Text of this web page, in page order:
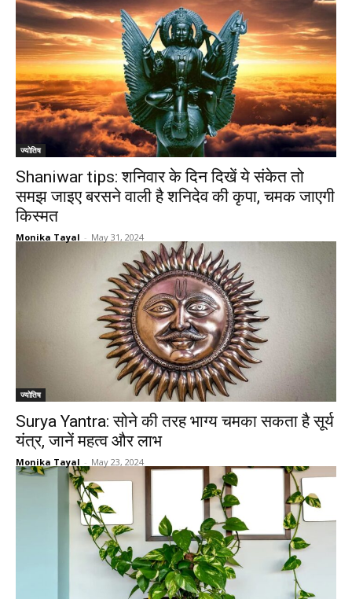
ज्योतिष
Shaniwar tips: शनिवार के दिन दिखें ये संकेत तो
समझ जाइए बरसने वाली है शनिदेव की कृपा, चमक जाएगी
किस्मत
Monika Tayal - May 31, 2024
ज्योतिष
Surya Yantra: सोने की तरह भाग्य चमका सकता है सूर्य
यंत्र, जानें महत्व और लाभ
Monika Tayal - May 23, 2024